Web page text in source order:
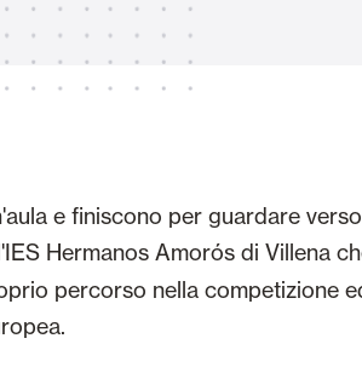
Smart Home e automatismi
e finiscono per guardare
Hermanos Amorós di Villena
percorso nella competizione